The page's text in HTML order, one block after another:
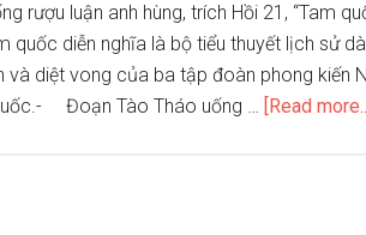
rượu luận anh hùng, trích Hồi 21, “Tam
diễn nghĩa là bộ tiểu thuyết lịch sử
và diệt vong của ba tập đoàn phong kiến
Đoạn Tào Tháo uống … [Read